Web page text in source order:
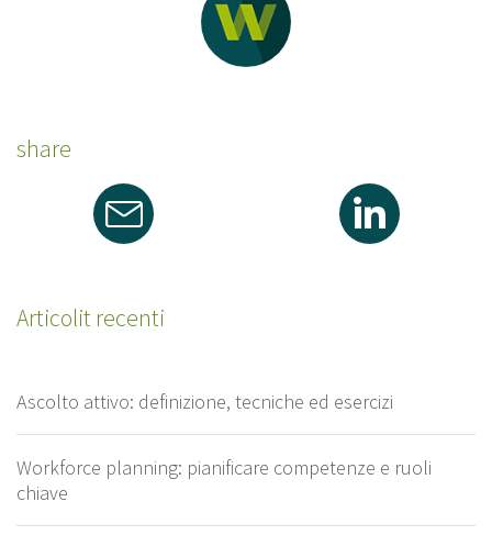
share
Articolit recenti
Ascolto attivo: definizione, tecniche ed esercizi
Workforce planning: pianificare competenze e ruoli
chiave